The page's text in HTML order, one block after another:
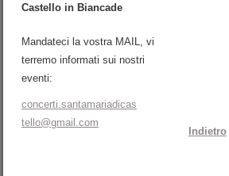
Indietro
Castello in Biancade
Mandateci la vostra MAIL, vi
terremo informati sui nostri
eventi:
concerti.santamariadicas
tello@gmail.com